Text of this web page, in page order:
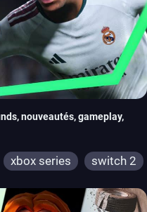
nouveautés, gameplay,
xbox series switch 2